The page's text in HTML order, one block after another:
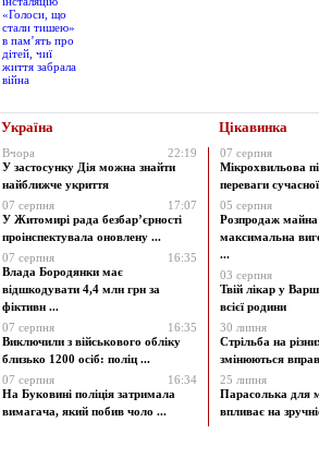
Україна Цікавинка
Вчора
22:19
У застосунку Дія можна знайти
найближче укриття
07 серпня
17:07
У Житомирі рада безбар’єрності
проінспектувала оновлену ...
07 серпня
16:35
Влада Бородянки має
відшкодувати 4,4 млн грн за
фіктивн ...
07 серпня
16:35
Виключили з військового обліку
близько 1200 осіб: поліц ...
07 серпня
16:34
На Буковині поліція затримала
вимагача, який побив чоло ...
07 серпня
Мікрохвильова
переваги
05 серпня
Розпродаж майна
максимальна
...
03 серпня
Твій лікар у
всієї родини
30 липня
Стрільба на
змінюються
25 липня
Парасолька для
впливає на